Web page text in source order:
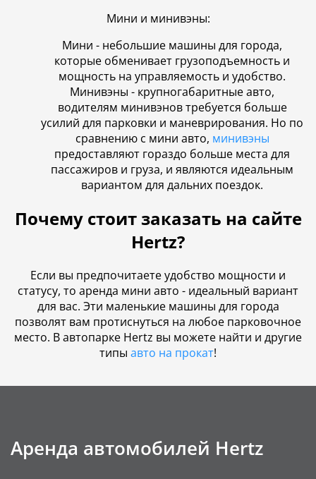
Мини и минивэны:
Мини - небольшие машины для города,
которые обменивает грузоподъемность и
мощность на управляемость и удобство.
Минивэны - крупногабаритные авто,
водителям минивэнов требуется больше
усилий для парковки и маневрирования. Но по
сравнению с мини авто, минивэны
предоставляют гораздо больше места для
пассажиров и груза, и являются идеальным
вариантом для дальних поездок.
Почему стоит заказать на сайте
Hertz?
Если вы предпочитаете удобство мощности и
статусу, то аренда мини авто - идеальный вариант
для вас. Эти маленькие машины для города
позволят вам протиснуться на любое парковочное
место. В автопарке Hertz вы можете найти и другие
типы авто на прокат!
Аренда автомобилей Hertz